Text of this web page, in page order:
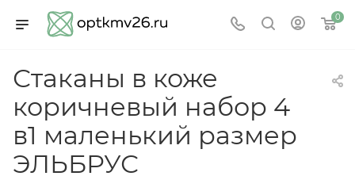
0
Стаканы в коже
коричневый набор 4
в1 маленький размер
ЭЛЬБРУС